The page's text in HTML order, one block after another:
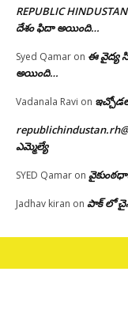
REPUBLIC HINDUSTAN
దేశం ఫిదా అయింది…
Syed Qamar on ఈ వైద్య
అయింది…
Vadanala Ravi on
ఎమ్మెల్యే
SYED Qamar on
Jadhav kiran on పాక్ లో